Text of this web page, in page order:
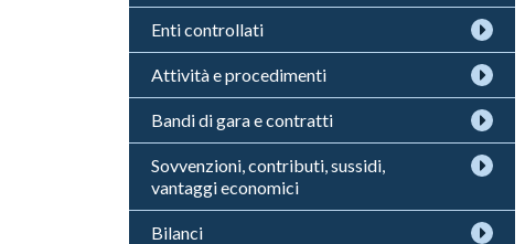
Enti controllati
Attività e procedimenti
Bandi di gara e contratti
Sovvenzioni, contributi, sussidi,
vantaggi economici
Bilanci